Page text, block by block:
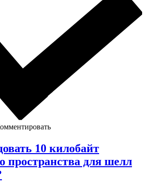
10 килобайт
пространства для шелл